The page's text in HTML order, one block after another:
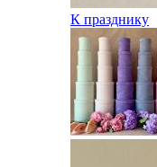
К празднику